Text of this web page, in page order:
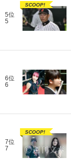
5位
5
SCOOP!
6位
6
7位
7
SCOOP!